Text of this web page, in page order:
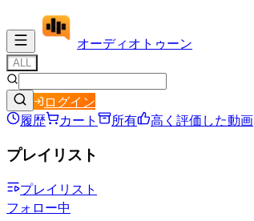
オーディオ トゥーン
ALL
ログイン
履歴
カート 所有 高く評価した動画
プレイリスト
プレイリスト
フォロー中